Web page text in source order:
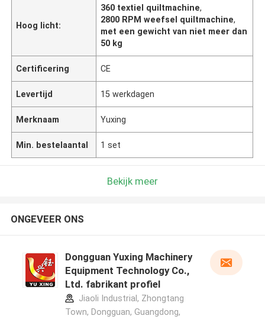
Hoog licht:
360 textiel quiltmachine,
2800 RPM weefsel quiltmachine,
met een gewicht van niet meer dan
50 kg
Certificering CE
Levertijd 15 werkdagen
Merknaam Yuxing
Min. bestelaantal 1 set
Bekijk meer
ONGEVEER ONS
Dongguan Yuxing Machinery
Equipment Technology Co.,
Ltd. fabrikant profiel
Jiaoli Industrial, Zhongtang
Town, Dongguan, Guangdong,